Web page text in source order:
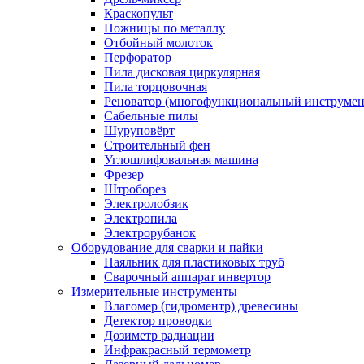
Краскопульт
Ножницы по металлу
Отбойный молоток
Перфоратор
Пила дисковая циркулярная
Пила торцовочная
Реноватор (многофункциональный
Сабельные пилы
Шуруповёрт
Строительный фен
Углошлифовальная машина
Фрезер
Штроборез
Электролобзик
Электропила
Электрорубанок
Оборудование для сварки и пайки
Паяльник для пластиковых труб
Сварочный аппарат инвертор
Измерительные инструменты
Влагомер (гидроментр) древесины
Детектор проводки
Дозиметр радиации
Инфракрасный термометр